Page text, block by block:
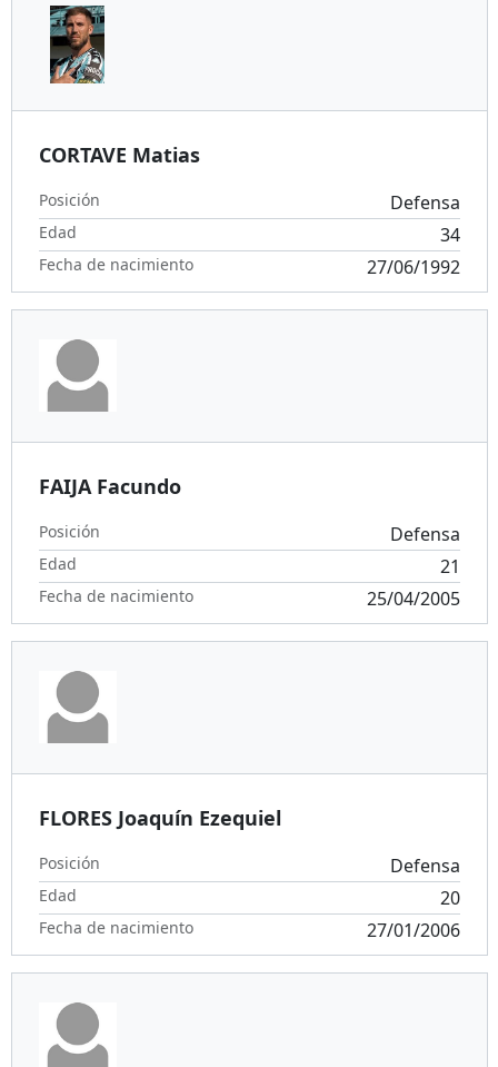
CORTAVE Matias
Posición Defensa
Edad 34
Fecha de nacimiento 27/06/1992
FAIJA Facundo
Posición Defensa
Edad 21
Fecha de nacimiento 25/04/2005
FLORES Joaquín Ezequiel
Posición Defensa
Edad 20
Fecha de nacimiento 27/01/2006